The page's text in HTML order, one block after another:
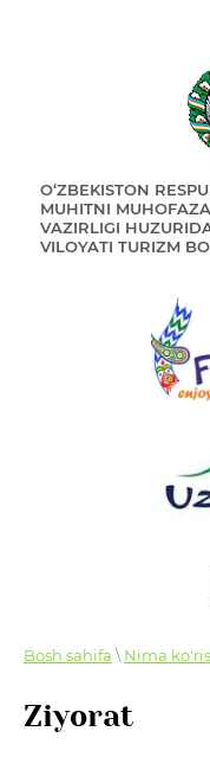
O‘ZBEKISTON
MUHITNI
VAZIRLIGI
VILOYATI TURIZM
Bosh sahifa \ Nima
Ziyorat